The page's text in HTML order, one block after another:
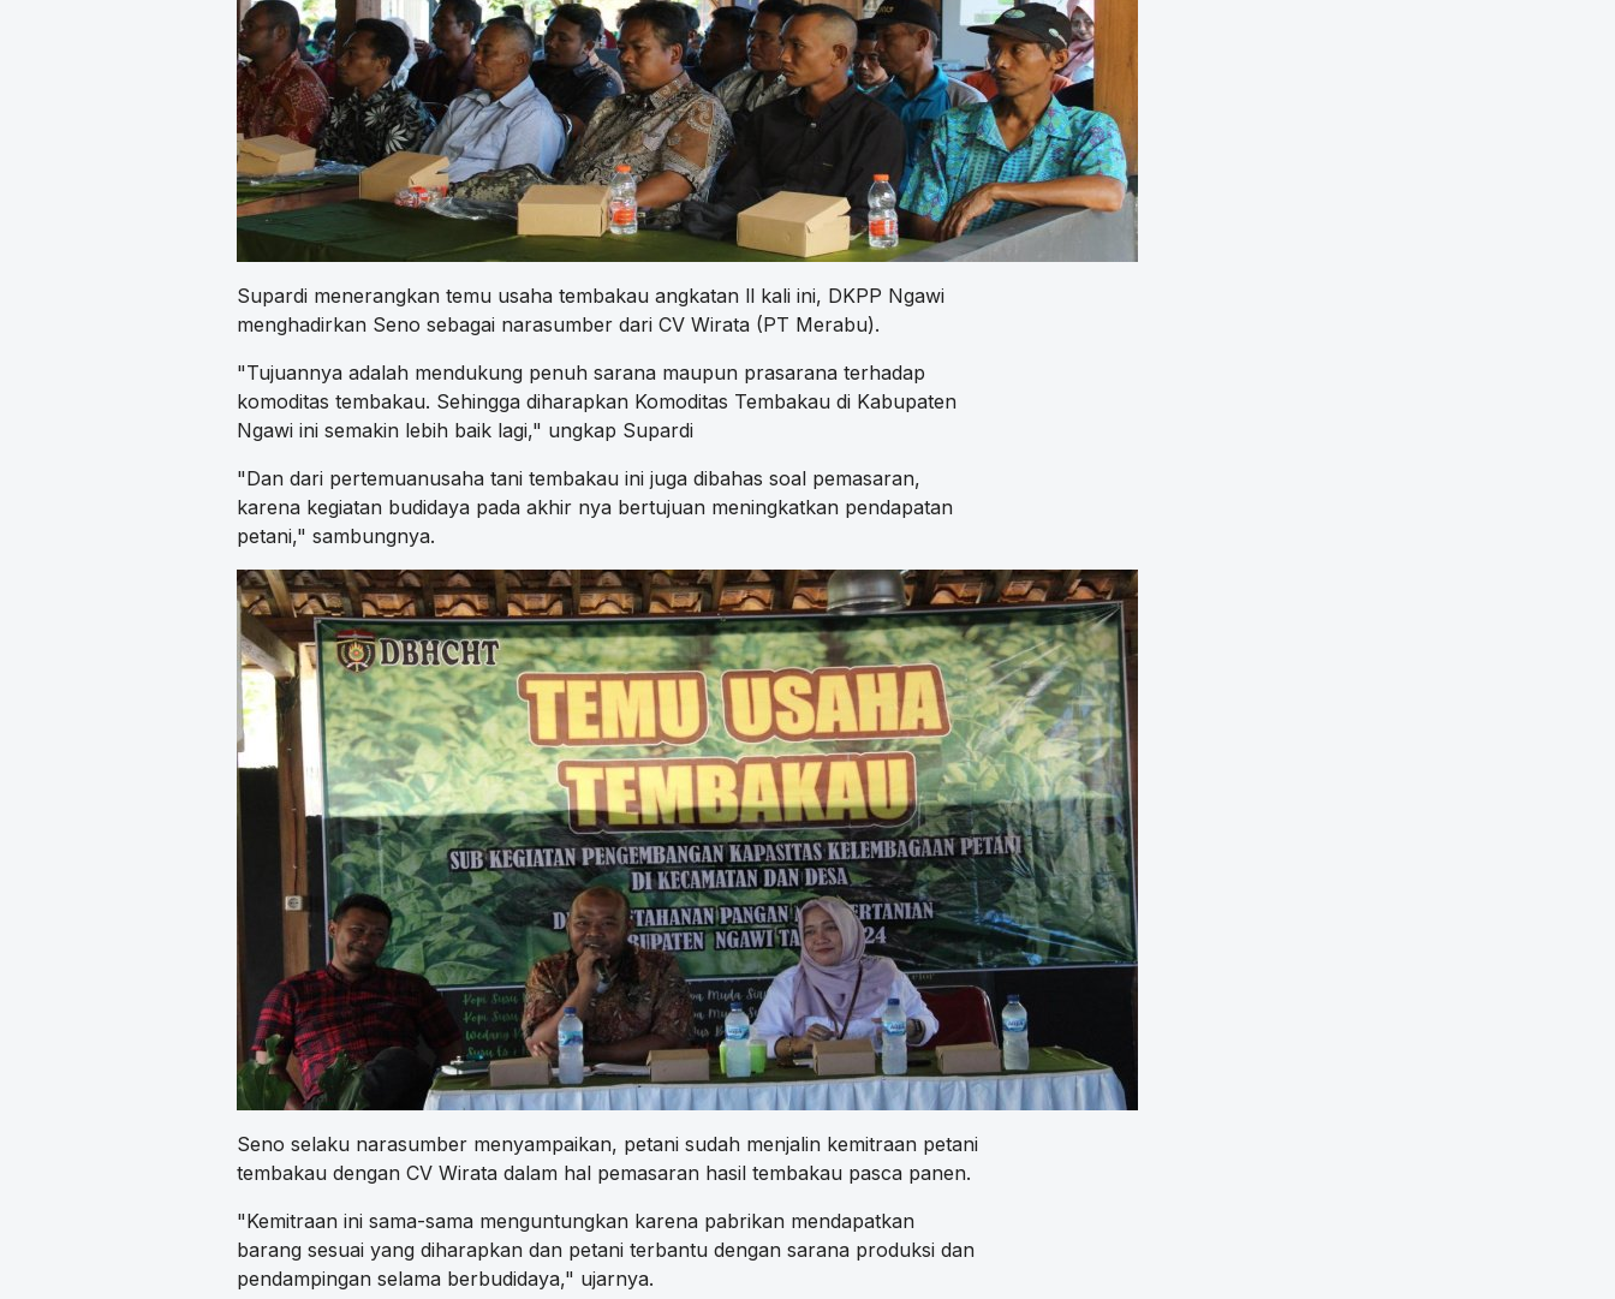
Supardi menerangkan temu usaha tembakau angkatan ll kali ini, DKPP Ngawi
menghadirkan Seno sebagai narasumber dari CV Wirata (PT Merabu).
"Tujuannya adalah mendukung penuh sarana maupun prasarana terhadap
komoditas tembakau. Sehingga diharapkan Komoditas Tembakau di Kabupaten
Ngawi ini semakin lebih baik lagi," ungkap Supardi
"Dan dari pertemuanusaha tani tembakau ini juga dibahas soal pemasaran,
karena kegiatan budidaya pada akhir nya bertujuan meningkatkan pendapatan
petani," sambungnya.
Seno selaku narasumber menyampaikan, petani sudah menjalin kemitraan petani
tembakau dengan CV Wirata dalam hal pemasaran hasil tembakau pasca panen.
"Kemitraan ini sama-sama menguntungkan karena pabrikan mendapatkan
barang sesuai yang diharapkan dan petani terbantu dengan sarana produksi dan
pendampingan selama berbudidaya," ujarnya.